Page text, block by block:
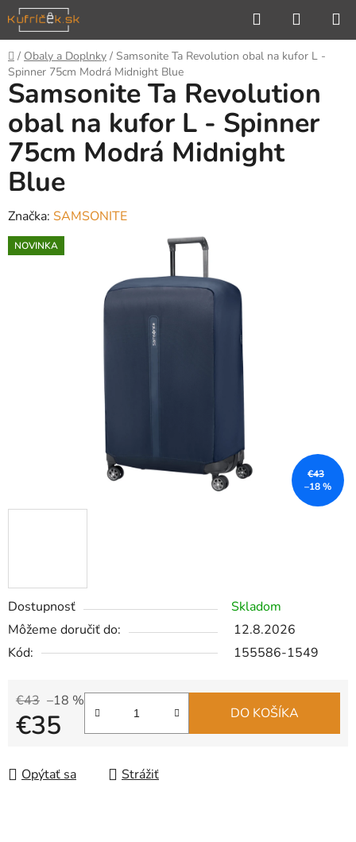
Prejsť
na
obsah
Hľadať
KOŠÍK
Domov
/ Obaly a Doplnky / Samsonite Ta Revolution obal na kufor L -
Spinner 75cm Modrá Midnight Blue
Dostupnosť
Skladom
Môžeme doručiť do:
12.8.2026
Kód:
155586-1549
€43 –18 %
€35 DO KOŠÍKA
Opýtať sa Strážiť
Samsonite Ta Revolution
obal na kufor L - Spinner
75cm Modrá Midnight
Blue
Značka: SAMSONITE
NOVINKA
€43
–18 %